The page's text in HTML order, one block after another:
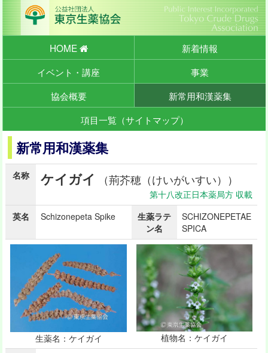
HOME
新着情報
イベント・講座
事業
協会概要
新常用和漢薬集
項目一覧（サイトマップ）
新常用和漢薬集
名称 ケイガイ （荊芥穂（けいがいすい））
第十八改正日本薬局方 収載
英名
Schizonepeta Spike
生薬ラテ
ン名
SCHIZONEPETAE
SPICA
生薬名：ケイガイ
植物名：ケイガイ